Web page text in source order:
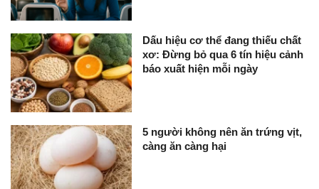
Dấu hiệu cơ thể đang thiếu chất
xơ: Đừng bỏ qua 6 tín hiệu cảnh
báo xuất hiện mỗi ngày
5 người không nên ăn trứng vịt,
càng ăn càng hại